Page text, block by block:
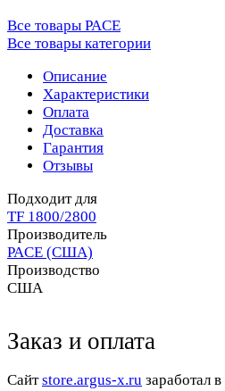
Все товары PACE
Все товары категории
Описание
Характеристики
Оплата
Доставка
Гарантия
Отзывы
Подходит для
TF 1800/2800
Производитель
PACE (США)
Производство
США
Заказ и оплата
Cайтstore.argus-x.ru заработал